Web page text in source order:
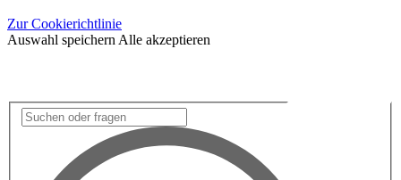
Zur Cookierichtlinie
Auswahl speichern Alle akzeptieren